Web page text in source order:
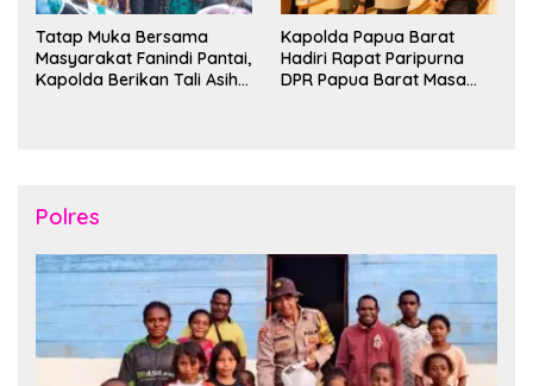
Tatap Muka Bersama
Masyarakat Fanindi Pantai,
Kapolda Berikan Tali Asih
Kapolda Papua Barat
Hadiri Rapat Paripurna
DPR Papua Barat Masa
Polres